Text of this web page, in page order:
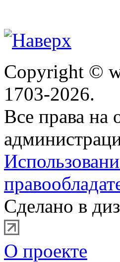
Copyright ©
1703-2026.
Все права на
Сделано в
О проекте